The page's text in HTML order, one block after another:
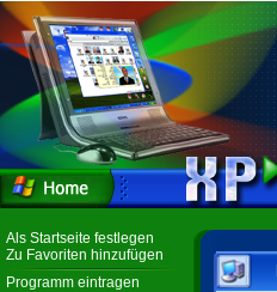
Als Startseite festlegen
Zu Favoriten hinzufügen
Programm eintragen